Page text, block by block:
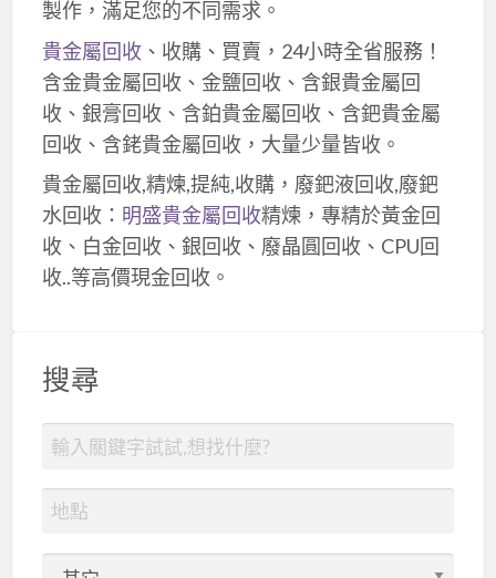
製作，滿足您的不同需求。
貴金屬回收、收購、買賣，24小時全省服務！
含金貴金屬回收、金鹽回收、含銀貴金屬回
收、銀膏回收、含鉑貴金屬回收、含鈀貴金屬
回收、含銠貴金屬回收，大量少量皆收。
貴金屬回收,精煉,提純,收購，廢鈀液回收,廢鈀
水回收： 明盛貴金屬回收精煉，專精於黃金回
收、白金回收、銀回收、廢晶圓回收、CPU回
收..等高價現金回收。
搜尋